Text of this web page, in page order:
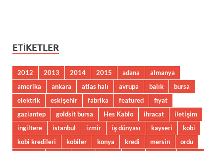
ETIKETLER
2012 2013 2014 2015 adana
almanya
amerika
ankara atlas halı avrupa balık
bursa
elektrik
eskişehir fabrika featured
fiyat
gaziantep
goldsit bursa Hes Kablo ihracat
iletişim
ingiltere
istanbul izmir iş dünyası kayseri
kobi
kobi kredileri
kobiler konya kredi mersin ordu